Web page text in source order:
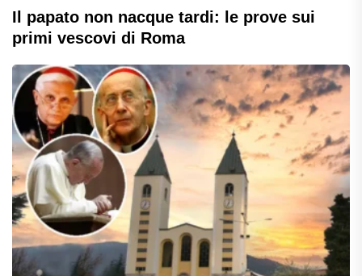
Il papato non nacque tardi: le prove sui
primi vescovi di Roma